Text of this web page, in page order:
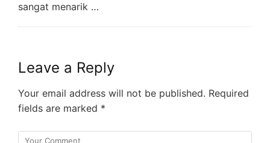
sangat menarik …
Leave a Reply
Your email address will not be published. Required
fields are marked *